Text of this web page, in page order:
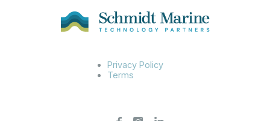
Privacy Policy
Terms